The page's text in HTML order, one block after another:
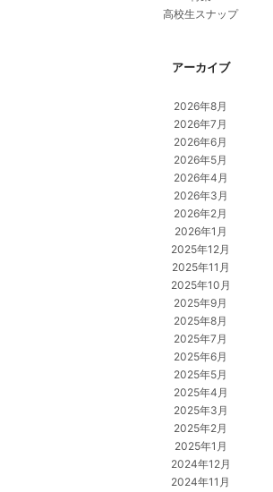
高校生スナップ
アーカイブ
2026年8月
2026年7月
2026年6月
2026年5月
2026年4月
2026年3月
2026年2月
2026年1月
2025年12月
2025年11月
2025年10月
2025年9月
2025年8月
2025年7月
2025年6月
2025年5月
2025年4月
2025年3月
2025年2月
2025年1月
2024年12月
2024年11月